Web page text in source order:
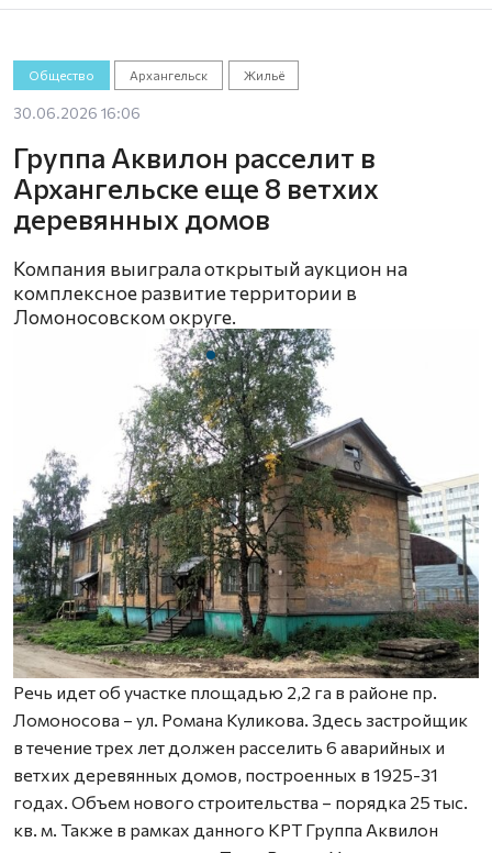
Общество Архангельск Жильё
30.06.2026 16:06
Группа Аквилон расселит в
Архангельске еще 8 ветхих
деревянных домов
Компания выиграла открытый аукцион на
комплексное развитие территории в
Ломоносовском округе.
Речь идет об участке площадью 2,2 га в районе пр.
Ломоносова – ул. Романа Куликова. Здесь застройщик
в течение трех лет должен расселить 6 аварийных и
ветхих деревянных домов, построенных в 1925-31
годах. Объем нового строительства – порядка 25 тыс.
кв. м. Также в рамках данного КРТ Группа Аквилон